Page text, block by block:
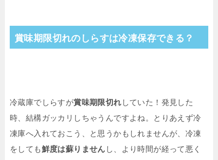
賞味期限切れのしらすは冷凍保存できる？
冷蔵庫でしらすが賞味期限切れ していた！発見した
時、結構ガッカリしちゃうんですよね。とりあえず冷
凍庫へ入れておこう、と思うかもしれませんが、冷凍
をしても鮮度は蘇りません し、より時間が経って悪く